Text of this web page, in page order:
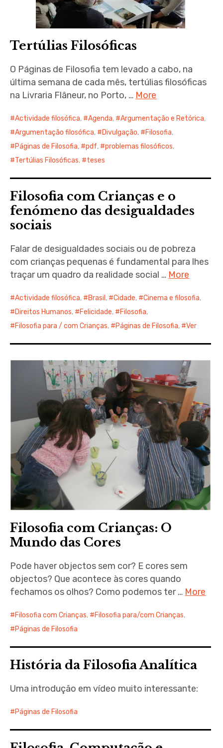
Tertúlias Filosóficas
O Páginas de Filosofia tem levado a cabo, na
última semana de cada mês, tertúlias filosóficas
na Livraria Flâneur, no Porto, … More
Actividade filosófica, Agenda, Argumentação e Retórica,
Argumentação filosófica, Divulgação, Filosofia,
Páginas de Filosofia, pdf, problemas filosóficos,
Tertúlias Filosóficas, teses
Filosofia com Crianças e o
fenómeno das desigualdades
sociais
Falar de desigualdades sociais ou de pobreza
com crianças pequenas é fundamental para lhes
traçar um quadro da realidade social … More
Actividade filosófica, Brasil , Cidade, Cinema e filosofia,
Direitos Humanos, Felicidade, Filosofia,
Filosofia para / com Crianças, Páginas de Filosofia, Ver
Filosofia com Crianças: O
Mundo das Cores
Pode haver objectos sem cor? E cores sem
objectos? Que acontece às cores quando
fechamos os olhos? Como podemos ter … More
Filosofia com Crianças, Filosofia para/com Crianças,
Páginas de Filosofia
História da Filosofia Analítica
Uma introdução em vídeo muito interessante:
Páginas de Filosofia